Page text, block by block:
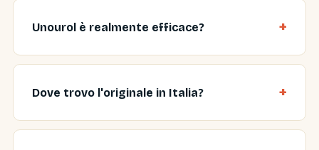
Unourol è realmente efficace?
Dove trovo l'originale in Italia?